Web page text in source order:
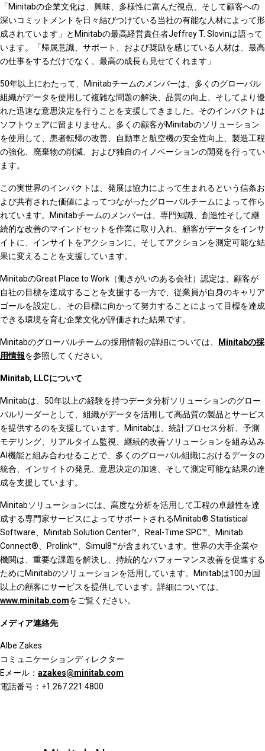
「Minitabの企業文化は、興味、多様性に富んだ視点、そして顧客への
深いコミットメントを日々結びつけている当社の有能な人材によって形
成されています」とMinitabの最高経営責任者Jeffrey T. Slovinは語って
います。「帰属意識、サポート、および奨励を感じている人材は、最高
の仕事をするだけでなく、最高の成長も見せてくれます」
50年以上にわたって、Minitabチームのメンバーは、多くのグローバル
組織がデータを使用して複雑な問題の解決、品質の向上、そしてより優
れた迅速な意思決定を行うことを支援してきました。そのインパクトは
ソフトウェアに留まりません。多くの顧客がMinitabのソリューション
を使用して、患者転帰の改善、自動車と航空機の安全性向上、製造工程
の強化、廃棄物の削減、および独自のイノベーションの開発を行ってい
ます。
この実世界のインパクトは、発展は協力によって生まれるという信条お
よび共有された価値によってつながったグローバルチームによって作ら
れています。Minitabチームのメンバーは、専門知識、創造性そして継
続的な改善のマインドセットを作業に取り入れ、顧客がデータをインサ
イトに、インサイトをアクションに、そしてアクションを測定可能な結
果に変えることを支援しています。
MinitabのGreat Place to Work（働きがいのある会社）認定は、顧客が
自社の目標を達成することを支援する一方で、従業員が自身のキャリア
ゴールを設定し、その目標に向かって努力することによって目標を達成
できる環境を育む企業文化が評価された結果です。
Minitabのグローバルチームの採用情報の詳細については、
Minitabの採
用情報を参照してください。
Minitab, LLCについて
Minitabは、50年以上の経験を持つデータ分析ソリューションのグロー
バルリーダーとして、組織がデータを活用して高品質の製品とサービス
を提供するのを支援しています。Minitabは、統計プロセス分析、予測
モデリング、リアルタイム監視、継続的改善ソリューションを組み込み
AI機能と組み合わせることで、多くのグローバル組織におけるデータの
統合、インサイトの発見、意思決定の加速、そして測定可能な結果の達
成を支援しています。
Minitabソリューションには、高度な分析を活用して工程の卓越性を達
成する専門家サービスによってサポートされるMinitab® Statistical
Software、Minitab Solution Center™、Real-Time SPC™、Minitab
Connect®、Prolink™、Simul8™が含まれています。世界の大手企業や
機関は、重要な課題を解決し、持続的なパフォーマンス改善を促進する
ためにMinitabのソリューションを活用しています。Minitabは100カ国
以上の顧客にサービスを提供しています。詳細については、
www.minitab.comをご覧ください。
メディア連絡先
Albe Zakes
コミュニケーションディレクター
Eメール： azakes@minitab.com
電話番号：+1.267.221.4800